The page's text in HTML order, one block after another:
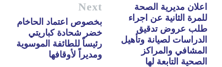
اعلان مديرية الصحة
للمرة الثانية عن اجراء
طلب عروض تدقيق
الدراسات لصيانة وتأهيل
المشافي والمراكز
الصحية التابعة لها
Next
بخصوص اعتماد الحاخام
خضر شحادة كباريتي
رئيساً للطائفة الموسوية
ومديراً لأوقافها